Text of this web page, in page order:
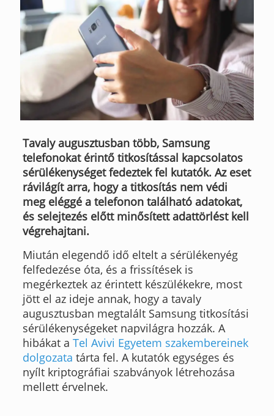
Tavaly augusztusban több, Samsung
telefonokat érintő titkosítással kapcsolatos
sérülékenységet fedeztek fel kutatók. Az eset
rávilágít arra, hogy a titkosítás nem védi
meg eléggé a telefonon található adatokat,
és selejtezés előtt minősített adattörlést kell
végrehajtani.
Miután elegendő idő eltelt a sérülékenyég
felfedezése óta, és a frissítések is
megérkeztek az érintett készülékekre, most
jött el az ideje annak, hogy a tavaly
augusztusban megtalált Samsung titkosítási
sérülékenységeket napvilágra hozzák. A
hibákat a Tel Avivi Egyetem szakembereinek
dolgozata tárta fel. A kutatók egységes és
nyílt kriptográfiai szabványok létrehozása
mellett érvelnek.